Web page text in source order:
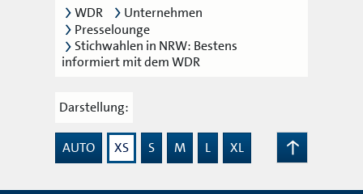
WDR
Unternehmen
Presselounge
Stichwahlen in NRW: Bestens
informiert mit dem WDR
Darstellung:
AUTO XS S M L
XL
Zum